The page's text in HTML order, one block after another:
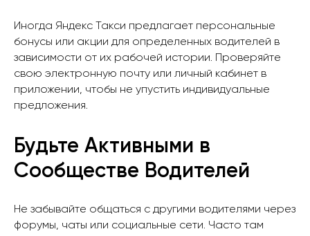
Иногда Яндекс Такси предлагает персональные
бонусы или акции для определенных водителей в
зависимости от их рабочей истории. Проверяйте
свою электронную почту или личный кабинет в
приложении, чтобы не упустить индивидуальные
предложения.
Будьте Активными в
Сообществе Водителей
Не забывайте общаться с другими водителями через
форумы, чаты или социальные сети. Часто там